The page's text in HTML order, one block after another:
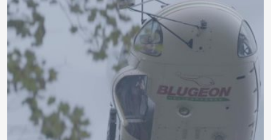
Pas de Monday blues, juste des chantiers qui nous ...